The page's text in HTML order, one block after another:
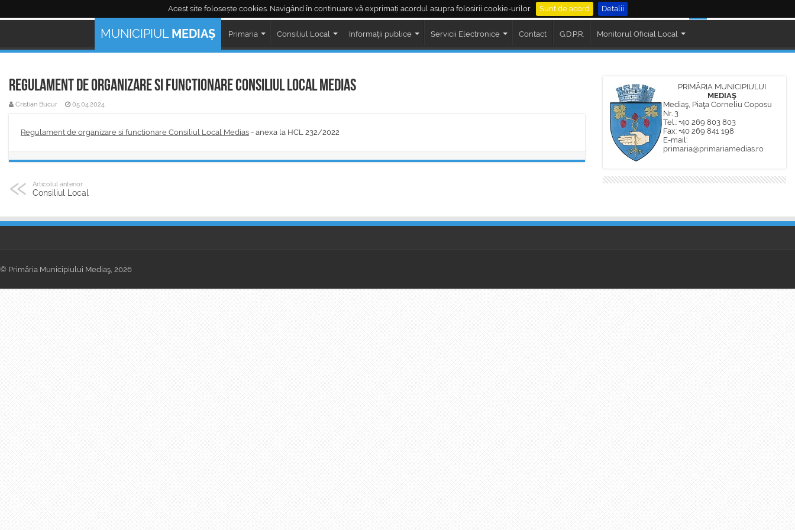
Acest site folosește cookies. Navigând în continuare vă exprimați acordul asupra folosirii cookie-urilor. Sunt de acord Detalii
Mediaş Live: Piața Regele Ferdinand Piața Corneliu Coposu LIVE ședințe Consiliul Local Mediaș Cautare
MUNICIPIUL MEDIAȘ Primaria Consiliul Local Informaţii publice Servicii Electronice Contact G.D.P.R. Monitorul Oficial Local
Regulament de organizare si functionare Consiliul Local Medias
Cristian Bucur 05.04.2024
Regulament de organizare si functionare Consiliul Local Medias - anexa la HCL 232/2022
Articolul anterior
Consiliul Local
PRIMĂRIA MUNICIPIULUI
MEDIAŞ
Mediaş, Piaţa Corneliu Coposu
Nr. 3
Tel.: +40 269 803 803
Fax: +40 269 841 198
E-mail:
primaria@primariamedias.ro
© Primăria Municipiului Mediaş, 2026